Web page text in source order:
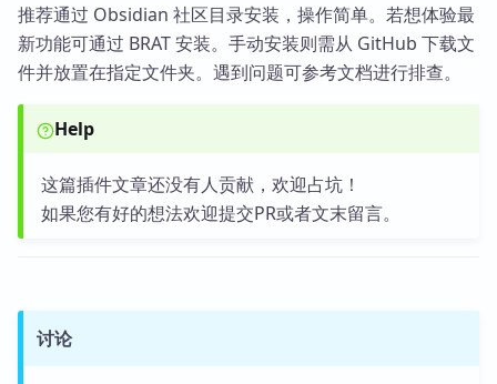
推荐通过 Obsidian 社区目录安装，操作简单。若想体验最
新功能可通过 BRAT 安装。手动安装则需从 GitHub 下载文
件并放置在指定文件夹。遇到问题可参考文档进行排查。
Help
这篇插件文章还没有人贡献，欢迎占坑！
如果您有好的想法欢迎提交PR或者文末留言。
讨论